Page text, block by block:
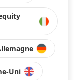
Uni